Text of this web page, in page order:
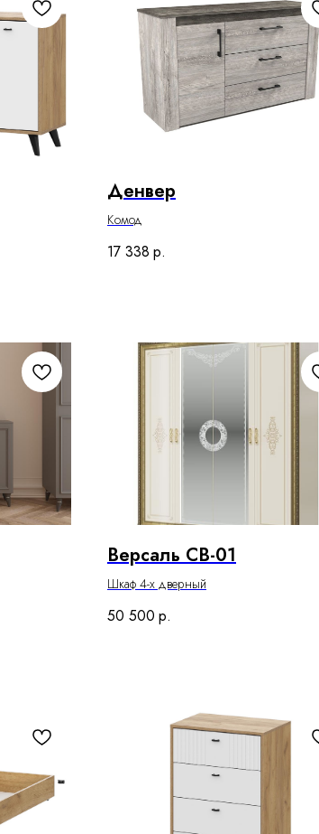
Денвер
Комод
17 338 р.
Версаль СВ-01
Шкаф 4-х дверный
50 500 р.